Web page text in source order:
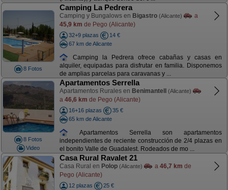
8 Fotos
Camping La Pedrera
Camping y Bungalows en Bigastro (Alicante)
a
45,9 km de Pego (Alicante)
32+9 plazas
14 €
67 km de Alicante
Camping la Pedrera ofrece cabañas y casas en
alquiler, equipadas para disfrutar en familia. Disponemos
de amplias parcelas para caravanas y ...
8 Fotos
Video
Apartamentos Serrella
Apartamentos Rurales en Benimantell (Alicante)
a 46,6 km de Pego (Alicante)
16+16 plazas
35 €
65 km de Alicante
Apartamentos Serrella son apartamentos
independientes de reciente construcción de 2/4 plazas en
el bonito Valle de Guadalest. Rodeados de mo ...
Casa Rural Ravalet 21
Casa Rural en Polop (Alicante) a 46,7 km de
Pego (Alicante)
12 plazas
25 €